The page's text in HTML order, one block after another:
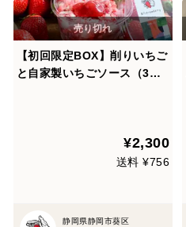
【初回限定BOX】削りいちご
と自家製いちごソース（3個)
¥2,300
送料 ¥756
静岡県静岡市葵区